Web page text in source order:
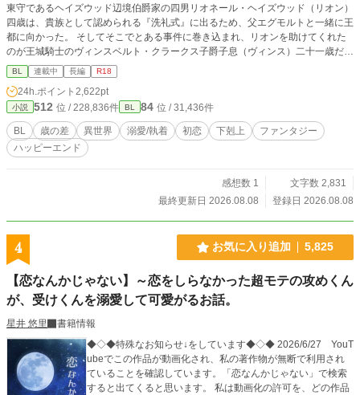
東守であるヘイズウッド辺境伯爵家の四男リオネール・ヘイズウッド（リオン）
四歳は、貴族として認められる『洗礼式』に出るため、父エグモルトと一緒に王
都に向かった。 そしてそこでとある事件に巻き込まれ、リオンを助けてくれた
のが王城騎士のヴィンスベルト・クラークス子爵子息（ヴィンス）二十一歳だっ
た。 リオンは優しくて、カッコよくて、強いヴィンスに惹かれ、恋に落ちる。
ちょっとおませで一生懸命のリオンをヴィンスは微笑ましく見ているが…… や
がて第五王子のご学友となり城に出仕をするリオンはあれやこれやとヴィンスと
会える機会を画策するが、リオンが王都に来た翌年にヴィンスは騎士を辞めて自
領に戻る事になったと告げた。 もう会えなくなってしまうのか。 リオンの初恋
は実らないのか。 最後かもしれないと誘った領地での狩猟会で起きる想定外の
事がリオンとヴィンスを引き離し、そして………… 歳の差十七歳の下剋上ラブ
BL 連載中 長編 R18
24h.ポイント 2,622pt
小説 512 位 / 228,836件 BL 84 位 / 31,436件
BL 歳の差 異世界 溺愛/執着 初恋 下剋上
ファンタジー
ハッピーエンド
感想数 1
文字数 2,831
最終更新日 2026.08.08
登録日 2026.08.08
4 お気に入り追加 5,825
【恋なんかじゃない】～恋をしらなかった超モテの攻めくん
が、受けくんを溺愛して可愛がるお話。
星井 悠里
書籍情報
◆◇◆特殊なお知らせ↓をしています◆◇◆ 2026/6/27 YouT
ubeでこの作品が動画化され、私の著作物が無断で利用され
ていることを確認しています。「恋なんかじゃない」で検索
すると出てくると思います。 私は動画化の許可を、どの作品